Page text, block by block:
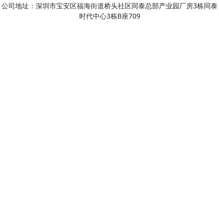
公司地址：深圳市宝安区福海街道桥头社区同泰总部产业园厂房3栋同泰
时代中心3栋B座709